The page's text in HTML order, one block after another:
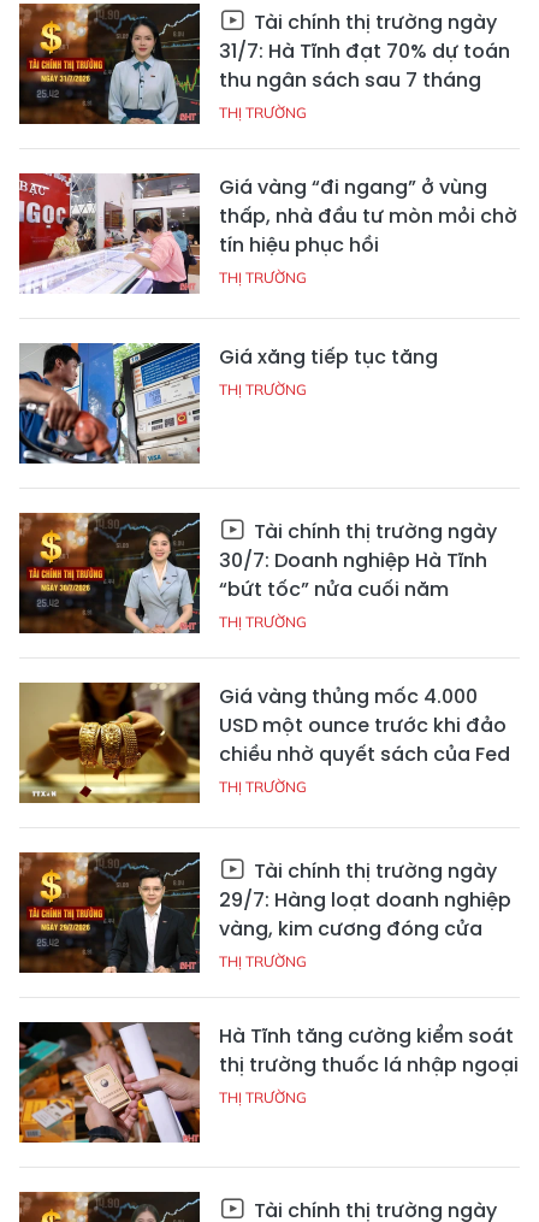
Tài chính thị trường ngày
31/7: Hà Tĩnh đạt 70% dự toán
thu ngân sách sau 7 tháng
THỊ TRƯỜNG
Giá vàng “đi ngang” ở vùng
thấp, nhà đầu tư mòn mỏi chờ
tín hiệu phục hồi
THỊ TRƯỜNG
Giá xăng tiếp tục tăng
THỊ TRƯỜNG
Tài chính thị trường ngày
30/7: Doanh nghiệp Hà Tĩnh
“bứt tốc” nửa cuối năm
THỊ TRƯỜNG
Giá vàng thủng mốc 4.000
USD một ounce trước khi đảo
chiều nhờ quyết sách của Fed
THỊ TRƯỜNG
Tài chính thị trường ngày
29/7: Hàng loạt doanh nghiệp
vàng, kim cương đóng cửa
THỊ TRƯỜNG
Hà Tĩnh tăng cường kiểm soát
thị trường thuốc lá nhập ngoại
THỊ TRƯỜNG
Tài chính thị trường ngày